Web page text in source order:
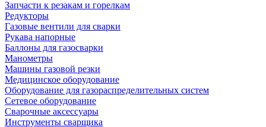
Запчасти к резакам и горелкам
Редукторы
Газовые вентили для сварки
Рукава напорные
Баллоны для газосварки
Манометры
Машины газовой резки
Медицинское оборудование
Оборудование для газораспределительных систем
Сетевое оборудование
Сварочные аксессуары
Инструменты сварщика